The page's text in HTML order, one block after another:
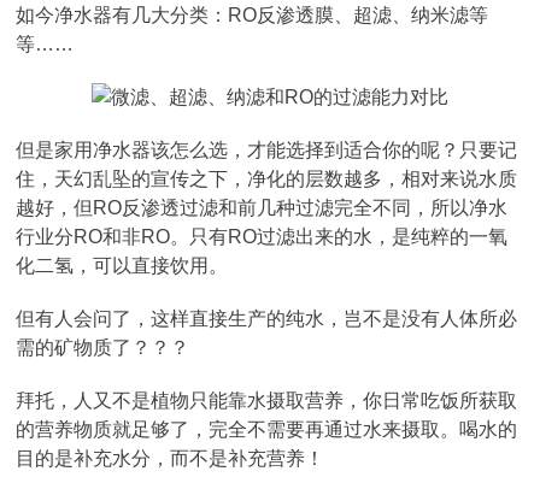
如今净水器有几大分类：RO反渗透膜、超滤、纳米滤等
等……
但是家用净水器该怎么选，才能选择到适合你的呢？只要记
住，天幻乱坠的宣传之下，净化的层数越多，相对来说水质
越好，但RO反渗透过滤和前几种过滤完全不同，所以净水
行业分RO和非RO。只有RO过滤出来的水，是纯粹的一氧
化二氢，可以直接饮用。
但有人会问了，这样直接生产的纯水，岂不是没有人体所必
需的矿物质了？？？
拜托，人又不是植物只能靠水摄取营养，你日常吃饭所获取
的营养物质就足够了，完全不需要再通过水来摄取。喝水的
目的是补充水分，而不是补充营养！